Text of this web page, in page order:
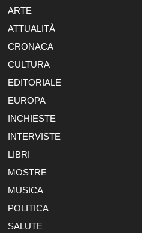
ARTE
ATTUALITÀ
CRONACA
CULTURA
EDITORIALE
EUROPA
INCHIESTE
INTERVISTE
LIBRI
MOSTRE
MUSICA
POLITICA
SALUTE